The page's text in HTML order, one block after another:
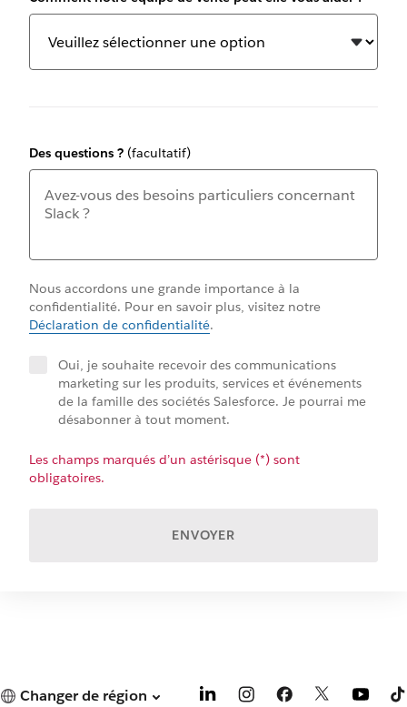
Des questions ? (facultatif)
Nous accordons une grande importance à la
confidentialité. Pour en savoir plus, visitez notre
Déclaration de confidentialité.
Oui, je souhaite recevoir des communications
marketing sur les produits, services et événements
de la famille des sociétés Salesforce. Je pourrai me
désabonner à tout moment.
Les champs marqués d’un astérisque (*) sont
obligatoires.
ENVOYER
Changer de région